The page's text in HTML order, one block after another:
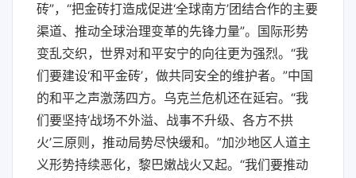
砖”，“把金砖打造成促进‘全球南方’团结合作的主要
渠道、推动全球治理变革的先锋力量”。国际形势
变乱交织，世界对和平安宁的向往更为强烈。“我
们要建设‘和平金砖’，做共同安全的维护者。”中国
的和平之声激荡四方。乌克兰危机还在延宕。“我
们要坚持‘战场不外溢、战事不升级、各方不拱
火’三原则，推动局势尽快缓和。”加沙地区人道主
义形势持续恶化，黎巴嫩战火又起。“我们要推动